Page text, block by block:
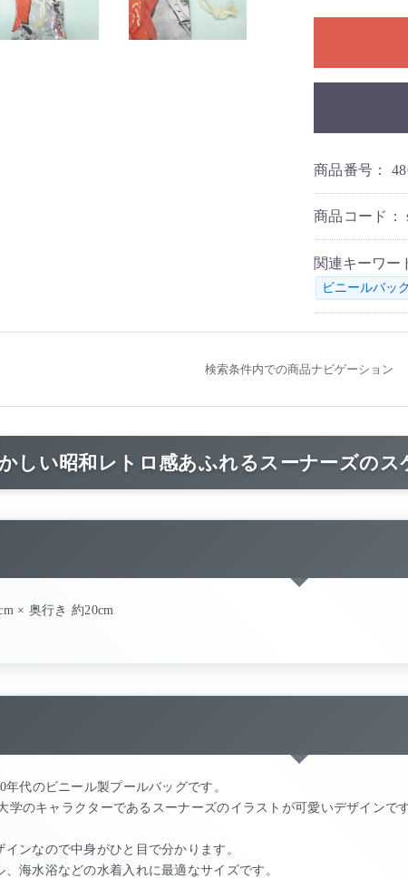
1個以上の数
商品番号：
商品コード：
関連キーワー
ビニールバッ
検索条件内での商品ナビゲーション
しい昭和レトロ感あふれるスーナーズのス
× 奥行き 約20cm
代のビニール製プールバッグです。
学のキャラクターであるスーナーズのイラストが可愛いデザインです
ンなので中身がひと目で分かります。
海水浴などの水着入れに最適なサイズです。